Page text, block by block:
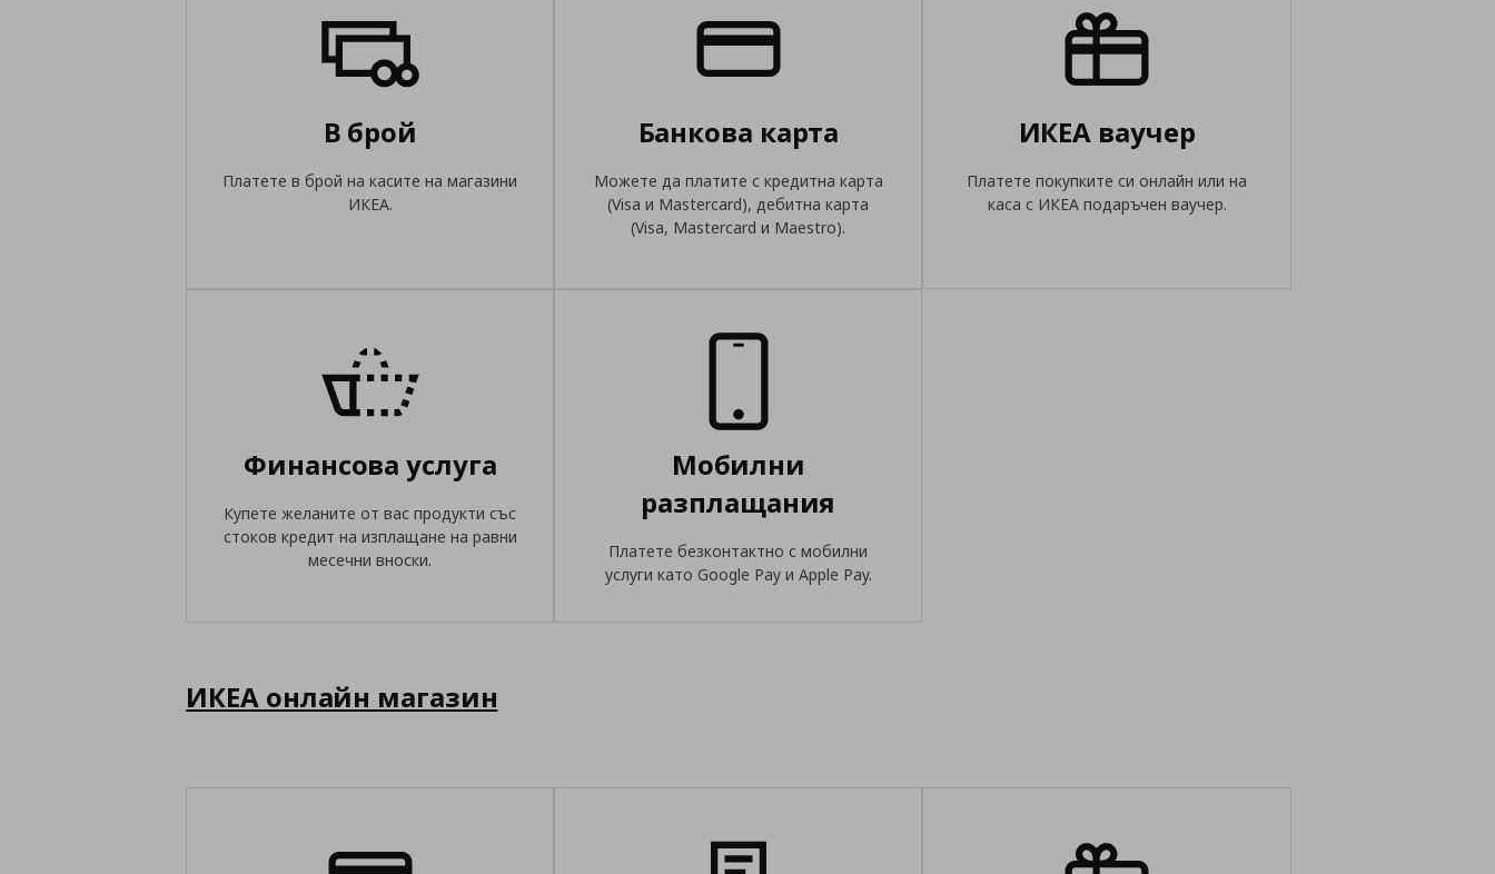
В брой
Платете в брой на касите на магазини
ИКЕА.
Банкова карта
Можете да платите с кредитна карта
(Visa и Mastercard), дебитна карта
(Visa, Mastercard и Maestro).
ИКЕА ваучер
Платете покупките си онлайн или на
каса с ИКЕА подаръчен ваучер.
Финансова услуга
Купете желаните от вас продукти със
стоков кредит на изплащане на равни
месечни вноски.
Мобилни
разплащания
Платете безконтактно с мобилни
услуги като Google Pay и Apple Pay.
ИКЕА онлайн магазин